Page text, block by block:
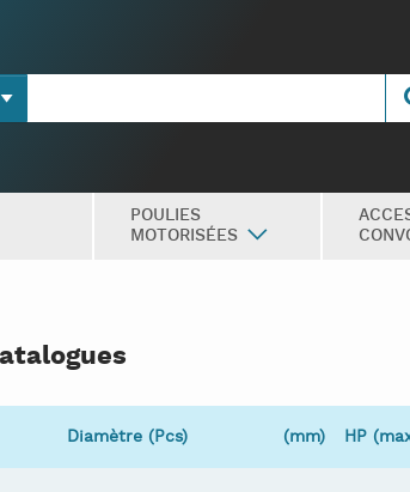
POULIES
MOTORISÉES
Diamètre (Pcs) (mm) HP